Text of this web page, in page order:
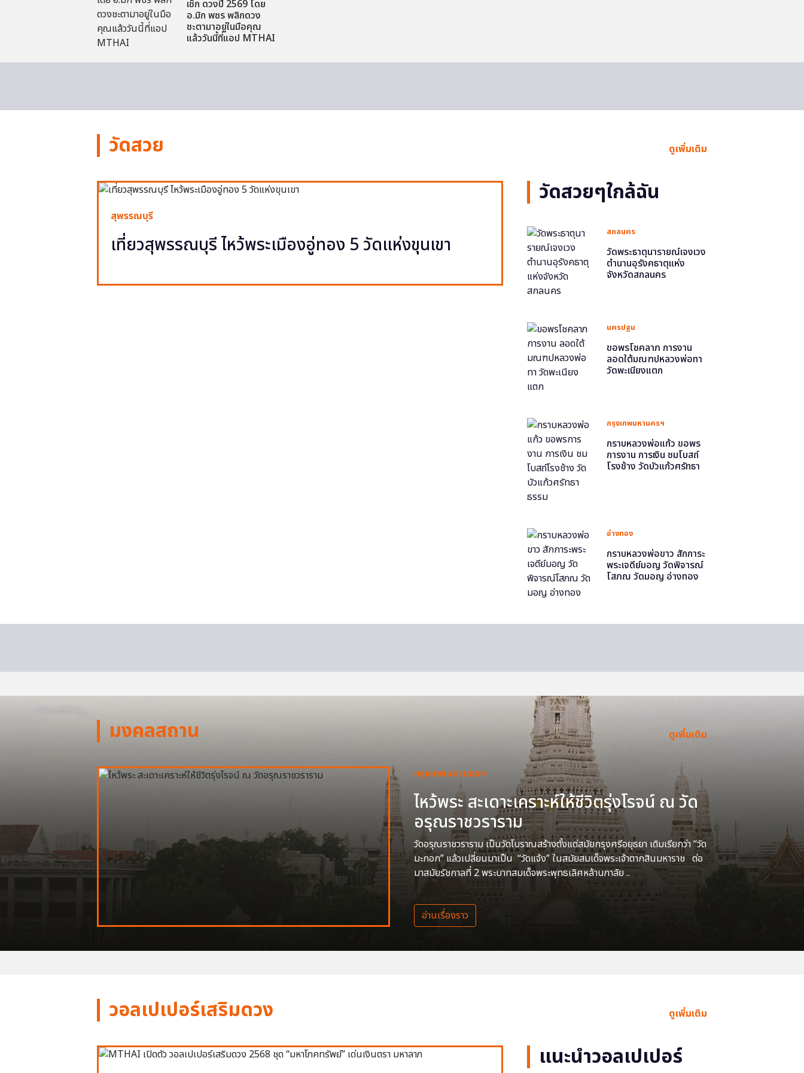
เช็ก ดวงปี 2569 โดย
อ.มิก พชร พลิกดวง
ชะตามาอยู่ในมือคุณ
แล้ววันนี้ที่แอป MTHAI
วัดสวย ดูเพิ่มเติม
สุพรรณบุรี
เที่ยวสุพรรณบุรี ไหว้พระเมืองอู่ทอง 5 วัดแห่งขุนเขา
วัดสวยๆใกล้ฉัน
สกลนคร
วัดพระธาตุนารายณ์เจงเวง
ตำนานอุรังคธาตุแห่ง
จังหวัดสกลนคร
นครปฐม
ขอพรโชคลาภ การงาน
ลอดใต้มณฑปหลวงพ่อทา
วัดพะเนียงแตก
กรุงเทพมหานครฯ
กราบหลวงพ่อแก้ว ขอพร
การงาน การเงิน ชมโบสถ์
โรงช้าง วัดบัวแก้วศรัทธา
อ่างทอง
กราบหลวงพ่อขาว สักการะ
พระเจดีย์มอญ วัดพิจารณ์
โสภณ วัดมอญ อ่างทอง
มงคลสถาน ดูเพิ่มเติม
กรุงเทพมหานครฯ
ไหว้พระ สะเดาะเคราะห์ให้ชีวิตรุ่งโรจน์ ณ วัด
อรุณราชวราราม
วัดอรุณราชวราราม เป็นวัดโบราณสร้างตั้งแต่สมัยกรุงศรีอยุธยา เดิมเรียกว่า “วัด
มะกอก” แล้วเปลี่ยนมาเป็น “วัดแจ้ง” ในสมัยสมเด็จพระเจ้าตากสินมหาราช ต่อ
มาสมัยรัชกาลที่ 2 พระบาทสมเด็จพระพุทธเลิศหล้านภาลัย ..
อ่านเรื่องราว
วอลเปเปอร์เสริมดวง ดูเพิ่มเติม
แนะนำวอลเปเปอร์